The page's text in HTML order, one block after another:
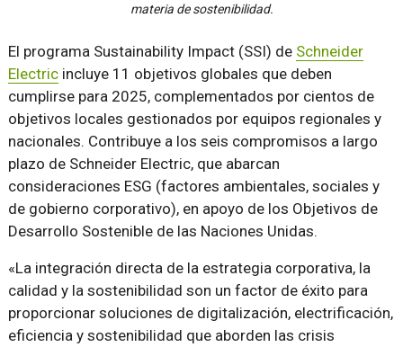
materia de sostenibilidad.
El programa Sustainability Impact (SSI) de Schneider
Electricincluye 11 objetivos globales que deben
cumplirse para 2025, complementados por cientos de
objetivos locales gestionados por equipos regionales y
nacionales. Contribuye a los seis compromisos a largo
plazo de Schneider Electric, que abarcan
consideraciones ESG (factores ambientales, sociales y
de gobierno corporativo), en apoyo de los Objetivos de
Desarrollo Sostenible de las Naciones Unidas.
«La integración directa de la estrategia corporativa, la
calidad y la sostenibilidad son un factor de éxito para
proporcionar soluciones de digitalización, electrificación,
eficiencia y sostenibilidad que aborden las crisis